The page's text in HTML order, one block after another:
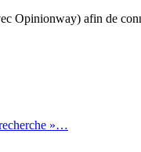
Opinionway) afin de
»…